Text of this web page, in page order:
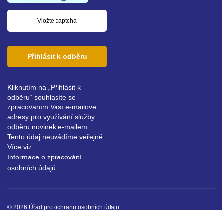
Přihlásit k odběru
Kliknutím na „Přihlásit k
odběru“ souhlasíte se
zpracováním Vaší e-mailové
adresy pro využívání služby
odběru novinek e-mailem.
Tento údaj neuvádíme veřejně.
Více viz:
Informace o zpracování
osobních údajů.
© 2026 Úřad pro ochranu osobních údajů